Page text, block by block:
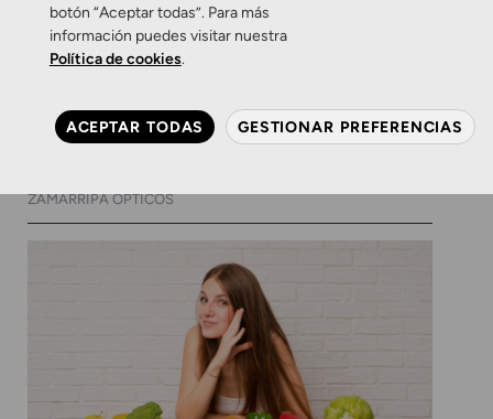
Salud Auditiva Zamarripa Ópticos
¡Oído cocina! Estos son los
salud auditiva
ZAMARRIPA ÓPTICOS
botón “Aceptar todas”. Para más
información puedes visitar nuestra
Política de cookies.
ACEPTAR TODAS GESTIONAR PREFERENCIAS